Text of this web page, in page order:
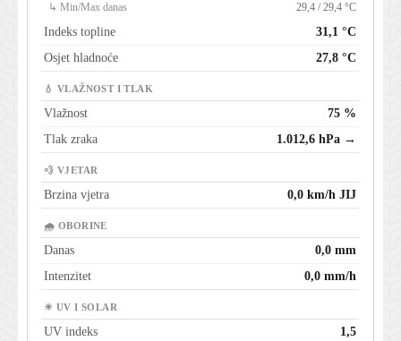
↳ Min/Max danas 29,4 / 29,4 °C
Indeks topline
31,1 °C
Osjet hladnoće
27,8 °C
💧 VLAŽNOST I TLAK
Vlažnost
75 %
Tlak zraka
1.012,6 hPa →
💨 VJETAR
Brzina vjetra 0,0 km/h JIJ
🌧 OBORINE
Danas
0,0 mm
Intenzitet
0,0 mm/h
☀ UV I SOLAR
UV indeks
1,5